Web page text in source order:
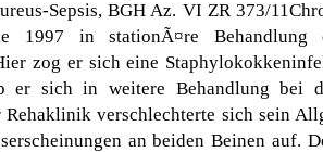
Sepsis, BGH Az. VI ZR 373/
1997 in stationÃ¤re Behandlung
zog er sich eine
er sich in weitere Behandlung bei
verschlechterte sich sein
an beiden Beinen auf.